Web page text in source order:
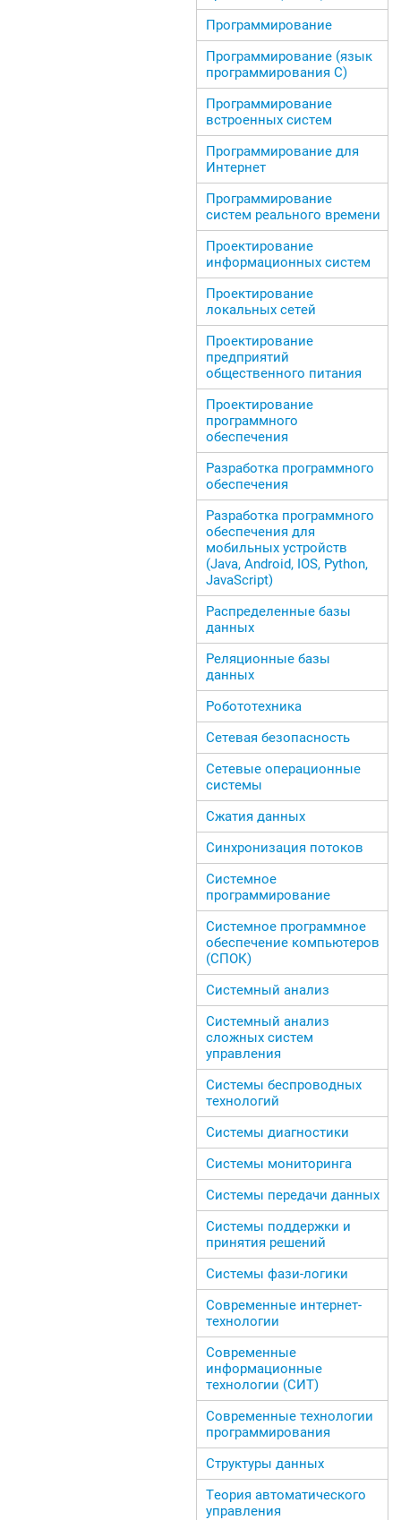
Программирование
Программирование (язык
программирования С)
Программирование
встроенных систем
Программирование для
Интернет
Программирование
систем реального времени
Проектирование
информационных систем
Проектирование
локальных сетей
Проектирование
предприятий
общественного питания
Проектирование
программного
обеспечения
Разработка программного
обеспечения
Разработка программного
обеспечения для
мобильных устройств
(Java, Android, IOS, Python,
JavaScript)
Распределенные базы
данных
Реляционные базы
данных
Робототехника
Сетевая безопасность
Сетевые операционные
системы
Сжатия данных
Синхронизация потоков
Системное
программирование
Системное программное
обеспечение компьютеров
(СПОК)
Системный анализ
Системный анализ
сложных систем
управления
Системы беспроводных
технологий
Системы диагностики
Системы мониторинга
Системы передачи данных
Системы поддержки и
принятия решений
Системы фази-логики
Современные интернет-
технологии
Современные
информационные
технологии (СИТ)
Современные технологии
программирования
Структуры данных
Теория автоматического
управления